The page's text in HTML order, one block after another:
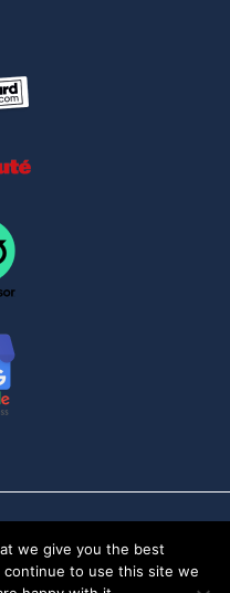
we give you the best
to use this site we